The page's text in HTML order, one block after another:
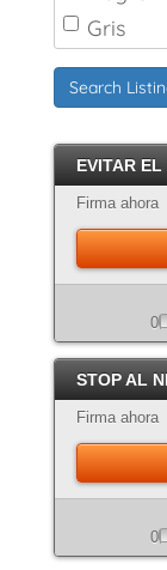
Gris
Marrón
Canela
Crema
Search
EVITAR
Firma ahora
0
STOP AL
Firma ahora
0